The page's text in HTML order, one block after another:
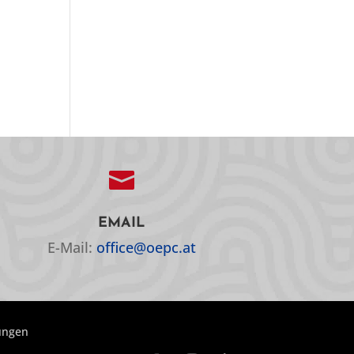

EMAIL
E-Mail: office@oepc.at